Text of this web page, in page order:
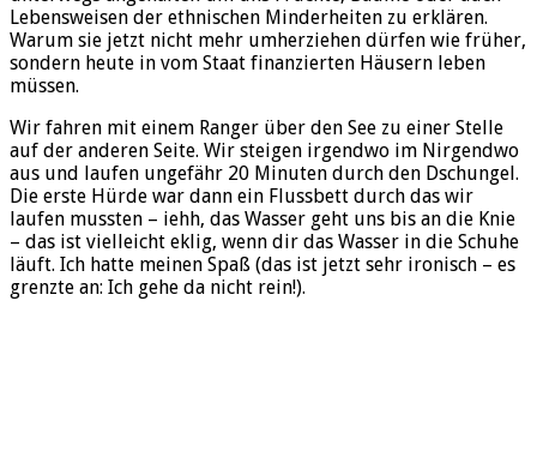
Lebensweisen der ethnischen Minderheiten zu erklären.
Warum sie jetzt nicht mehr umherziehen dürfen wie früher,
sondern heute in vom Staat finanzierten Häusern leben
müssen.
Wir fahren mit einem Ranger über den See zu einer Stelle
auf der anderen Seite. Wir steigen irgendwo im Nirgendwo
aus und laufen ungefähr 20 Minuten durch den Dschungel.
Die erste Hürde war dann ein Flussbett durch das wir
laufen mussten – iehh, das Wasser geht uns bis an die Knie
– das ist vielleicht eklig, wenn dir das Wasser in die Schuhe
läuft. Ich hatte meinen Spaß (das ist jetzt sehr ironisch – es
grenzte an: Ich gehe da nicht rein!).